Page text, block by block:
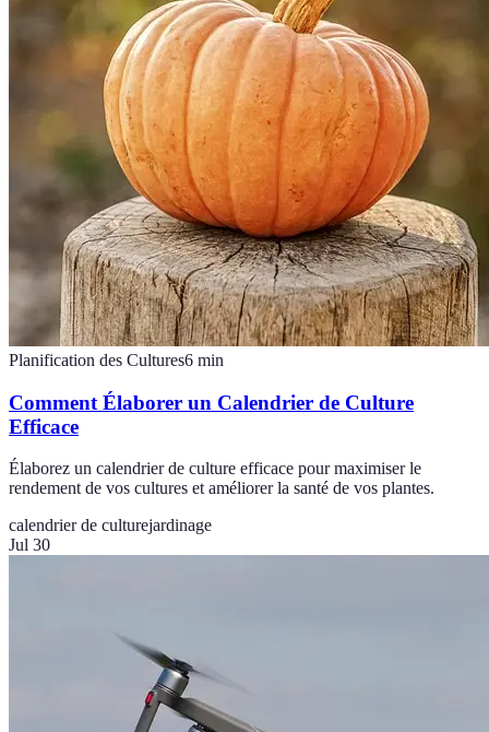
Planification des Cultures6 min
Comment Élaborer un Calendrier de Culture
Efficace
Élaborez un calendrier de culture efficace pour maximiser le
rendement de vos cultures et améliorer la santé de vos plantes.
calendrier de culturejardinage
Jul 30